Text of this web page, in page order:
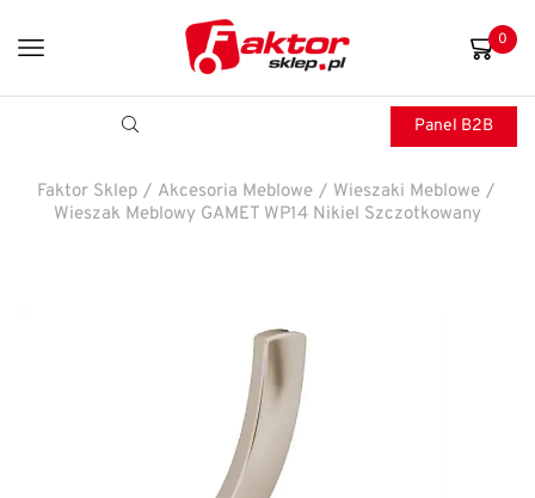
0
Panel B2B
Faktor Sklep / Akcesoria Meblowe / Wieszaki Meblowe /
Wieszak Meblowy GAMET WP14 Nikiel Szczotkowany